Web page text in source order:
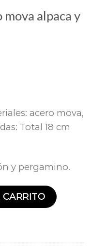
alpaca y
acero mova,
Total 18 cm
y pergamino.
y asta de toro